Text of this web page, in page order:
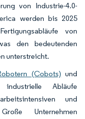
von Industrie-4.0-
werden bis 2025
von
den bedeutenden
unterstreicht.
(Cobots) und
Abläufe
und
Unternehmen